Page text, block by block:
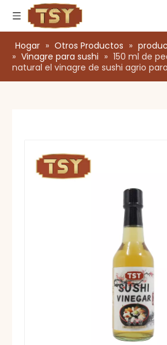
Hogar » Otros Productos »
» Vinagre para sushi » 150 ml de
natural el vinagre de sushi agrio